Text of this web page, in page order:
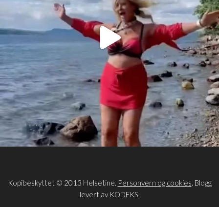
Kopibeskyttet © 2013 Helsetine. Personvern og cookies. Blogg
levert av KODEKS.